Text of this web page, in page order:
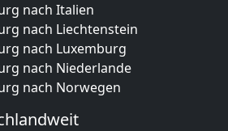
nach Italien
nach Liechtenstein
nach Luxemburg
nach Niederlande
nach Norwegen